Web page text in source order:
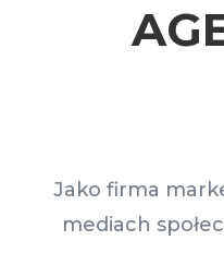
Jako firma
mediach